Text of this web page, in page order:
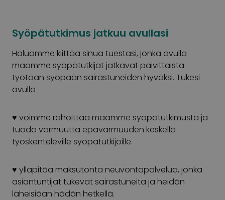
Syöpätutkimus jatkuu avullasi
Haluamme kiittää sinua tuestasi, jonka avulla
maamme syöpätutkijat jatkavat päivittäistä
työtään syöpään sairastuneiden hyväksi. Tukesi
avulla
♥ voimme rahoittaa maamme syöpätutkimusta ja
tuoda varmuutta epävarmuuden keskellä
työskenteleville syöpätutkijoille.
♥ ylläpitää maksutonta neuvontapalvelua, jonka
asiantuntijat tukevat sairastuneita ja heidän
läheisiään hädän hetkellä.